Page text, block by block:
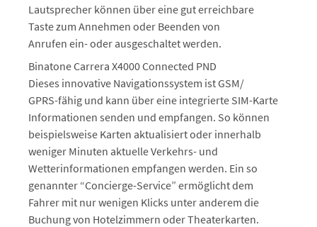
Lautsprecher können über eine gut erreichbare
Taste zum Annehmen oder Beenden von
Anrufen ein- oder ausgeschaltet werden.
Binatone Carrera X4000 Connected PND
Dieses innovative Navigationssystem ist GSM/
GPRS-fähig und kann über eine integrierte SIM-Karte
Informationen senden und empfangen. So können
beispielsweise Karten aktualisiert oder innerhalb
weniger Minuten aktuelle Verkehrs- und
Wetterinformationen empfangen werden. Ein so
genannter “Concierge-Service” ermöglicht dem
Fahrer mit nur wenigen Klicks unter anderem die
Buchung von Hotelzimmern oder Theaterkarten.